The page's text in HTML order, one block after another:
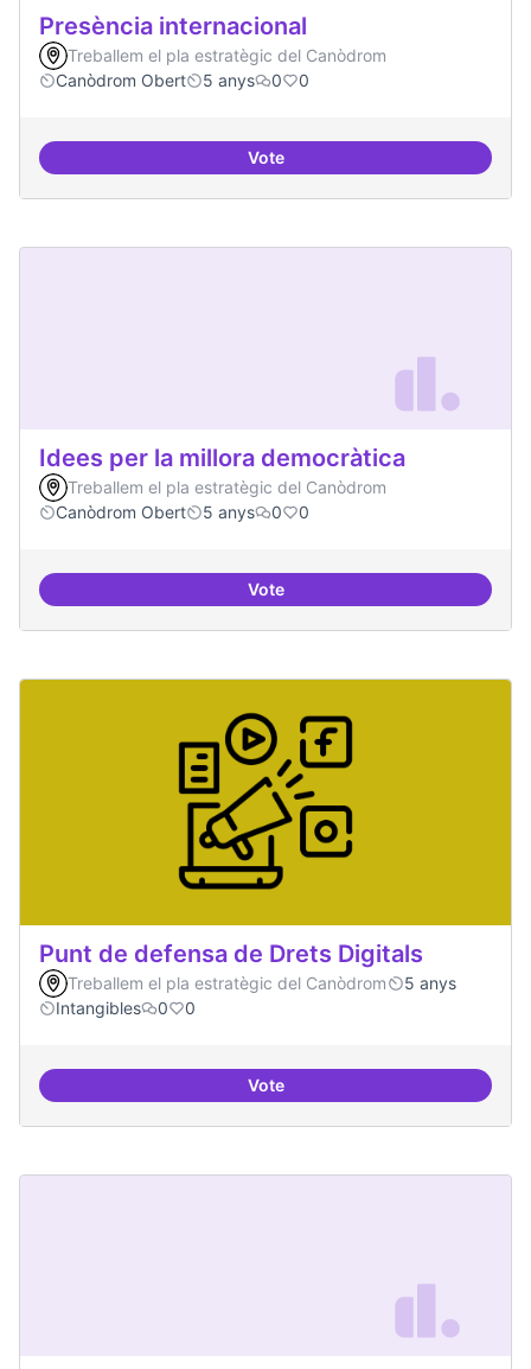
Presència internacional
Treballem el pla estratègic del Canòdrom
Canòdrom Obert
5 anys 0 0
VotePresència internacional
Idees per la millora democràtica
Treballem el pla estratègic del Canòdrom
Canòdrom Obert
5 anys 0 0
VoteIdees per la millora democràtica
Punt de defensa de Drets Digitals
Treballem el pla estratègic del Canòdrom
5 anys
Intangibles
0 0
VotePunt de defensa de Drets Digitals